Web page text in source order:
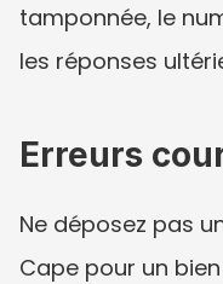
tamponnée, le
les réponses
Erreurs
Ne déposez pas
Cape pour un